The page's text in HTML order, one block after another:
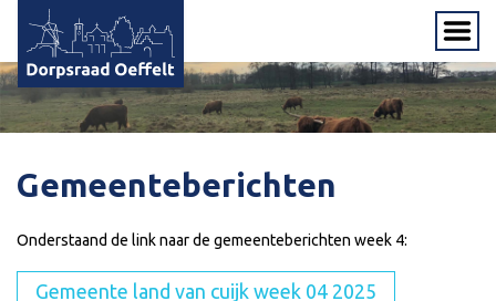
Gemeenteberichten
Onderstaand de link naar de gemeenteberichten week 4:
Gemeente land van cuijk week 04 2025